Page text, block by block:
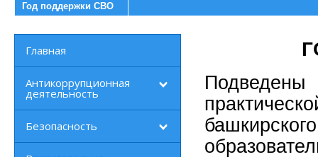
Год поддержки СВО
Главная
Антикоррупционная
деятельность
Безопасность